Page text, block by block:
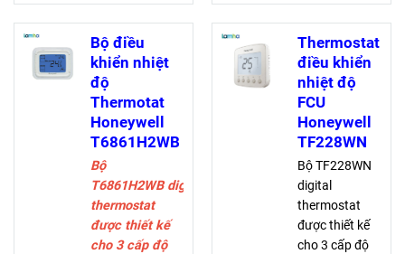
2 ống, giao
van bật/tắt và
điều khiển
quạt 3 tốc độ
quạt và điều
khiển van
trong FCU,
bao gồm:
Chế độ làm
lạnh, sưởi,
hoặc bằng
tay.
Chế độ thông
gió
Điều khiển
quạt bằng tay
Bộ điều
khiển nhiệt
độ
Thermotat
Honeywell
T6861H2WB
Bộ
T6861H2WB digital
thermostat
được thiết kế
cho 3 cấp độ
Thermostat
điều khiển
nhiệt độ
FCU
Honeywell
TF228WN
Bộ TF228WN
digital
thermostat
được thiết kế
cho 3 cấp độ